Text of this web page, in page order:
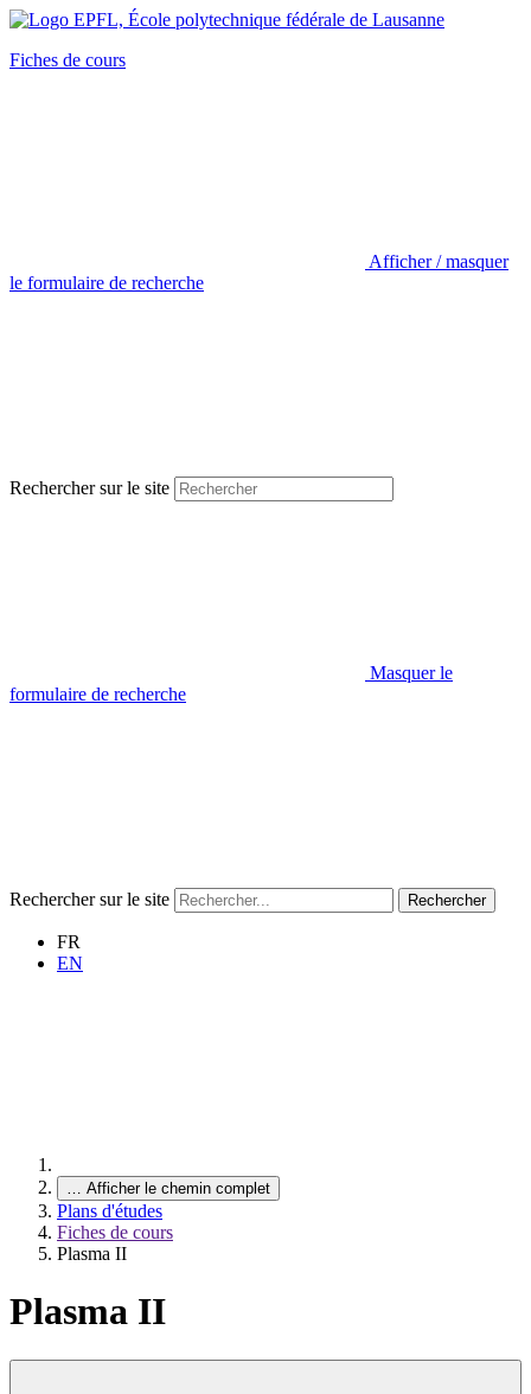
Fiches de cours
Afficher / masquer
le formulaire de recherche
Rechercher sur le site
Masquer le
formulaire de recherche
Rechercher sur le site Rechercher
FR
EN
… Afficher le chemin complet
Plans d'études
Fiches de cours
Plasma II
Plasma II